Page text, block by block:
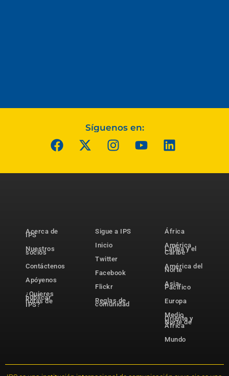
Síguenos en:
Acerca de
IPS
Nuestros
socios
Contáctenos
Apóyenos
¿Quieres
publicar
notas de
IPS?
Sigue a IPS
Inicio
Twitter
Facebook
Flickr
Reglas de
comunidad
África
América
Latina y el
Caribe
América del
Norte
Asia-
Pacífico
Europa
Medio
Oriente y
Norte de
África
Mundo